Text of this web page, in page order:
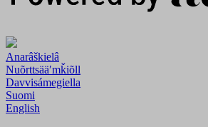
Anarâškielâ
Nuõrttsääʹmǩiõll
Davvisámegiella
Suomi
English